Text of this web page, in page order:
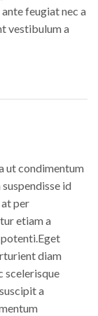
feugiat nec a
vestibulum a
ut condimentum
id
per
etiam a
diam
scelerisque
a